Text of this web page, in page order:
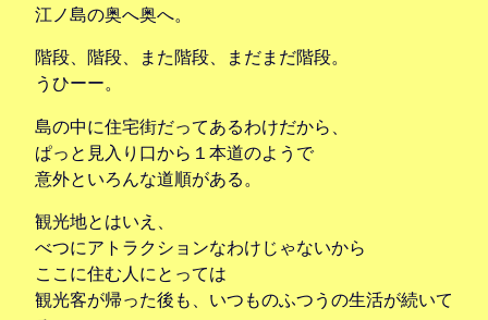
江ノ島の奥へ奥へ。
階段、階段、また階段、まだまだ階段。
うひーー。
島の中に住宅街だってあるわけだから、
ぱっと見入り口から１本道のようで
意外といろんな道順がある。
観光地とはいえ、
べつにアトラクションなわけじゃないから
ここに住む人にとっては
観光客が帰った後も、いつものふつうの生活が続いて